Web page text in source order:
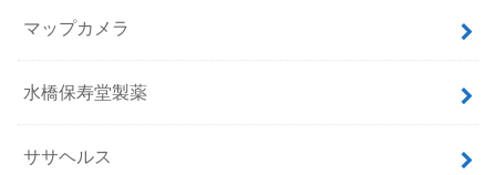
マップカメラ
水橋保寿堂製薬
ササヘルス